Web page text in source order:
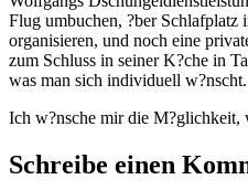
Flug umbuchen, ?ber Schlafplatz
organisieren, und noch eine
zum Schluss in seiner K?che in
was man sich individuell w?nscht.
Ich w?nsche mir die M?glichkeit,
Schreibe einen